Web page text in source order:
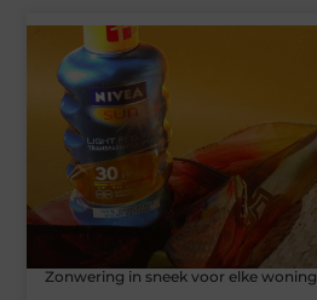
Zonwering in sneek voor elke woning